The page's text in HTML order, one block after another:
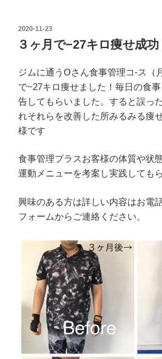
投
稿
日:
2020-11-23
３ヶ月で−27キロ痩せ成功
ジムに通うOさん食事管理コ-ス（
で−27キロ痩せました！毎日の食
告してもらいました。すると誤っ
れそれらを改善した所みるみる痩
様です
食事管理プラスお客様の体質や状
運動メニューを考案し実践しても
興味のある方は詳しい内容はお電
フォームからご連絡ください。